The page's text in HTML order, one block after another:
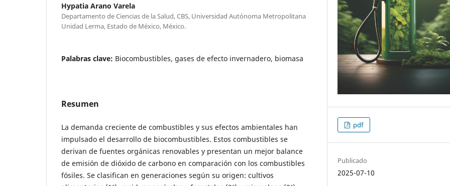
Hypatia Arano Varela
Departamento de Ciencias de la Salud, CBS, Universidad Autónoma Metropolitana
Unidad Lerma, Estado de México, México.
Palabras clave: Biocombustibles, gases de efecto invernadero, biomasa
Resumen
La demanda creciente de combustibles y sus efectos ambientales han
impulsado el desarrollo de biocombustibles. Estos combustibles se
derivan de fuentes orgánicas renovables y presentan un mejor balance
de emisión de dióxido de carbono en comparación con los combustibles
fósiles. Se clasifican en generaciones según su origen: cultivos
pdf
Publicado
2025-07-10